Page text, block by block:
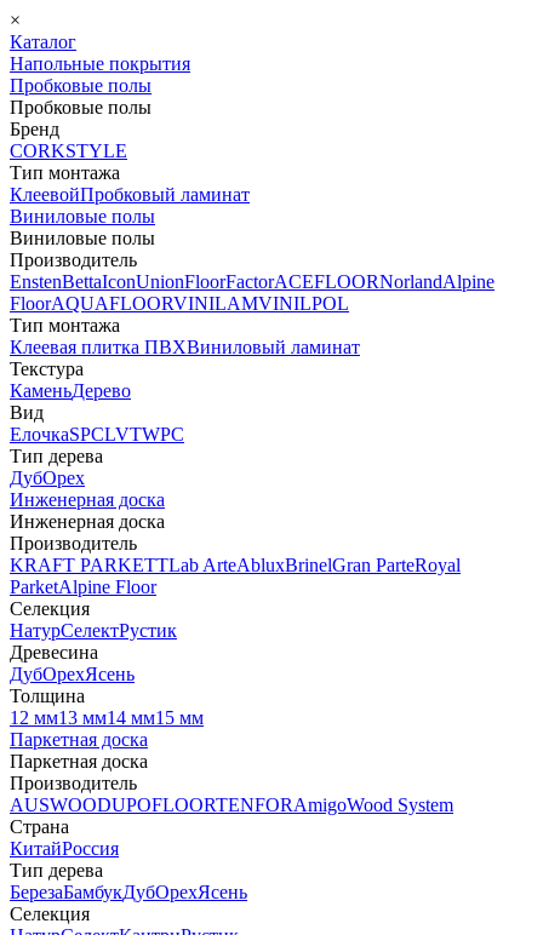
×
Каталог
Напольные покрытия
Пробковые полы
Пробковые полы
Бренд
CORKSTYLE
Тип монтажа
КлеевойПробковый ламинат
Виниловые полы
Виниловые полы
Производитель
EnstenBettaIconUnionFloorFactorACEFLOORNorlandAlpine
FloorAQUAFLOORVINILAMVINILPOL
Тип монтажа
Клеевая плитка ПВХВиниловый ламинат
Текстура
КаменьДерево
Вид
ЕлочкаSPCLVTWPC
Тип дерева
ДубОрех
Инженерная доска
Инженерная доска
Производитель
KRAFT PARKETTLab ArteAbluxBrinelGran ParteRoyal
ParketAlpine Floor
Селекция
НатурСелектРустик
Древесина
ДубОрехЯсень
Толщина
12 мм13 мм14 мм15 мм
Паркетная доска
Паркетная доска
Производитель
AUSWOODUPOFLOORTENFORAmigoWood System
Страна
КитайРоссия
Тип дерева
БерезаБамбукДубОрехЯсень
Селекция